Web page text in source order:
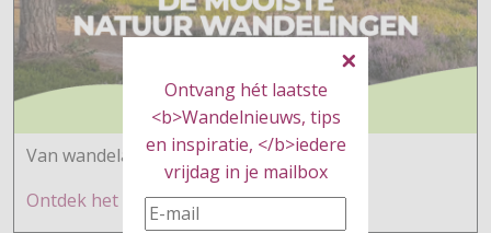
Ontvang hét laatste
<b>Wandelnieuws, tips
en inspiratie, </b>iedere
vrijdag in je mailbox
Van wandelaars voor wandelaars
Ontdek het hier